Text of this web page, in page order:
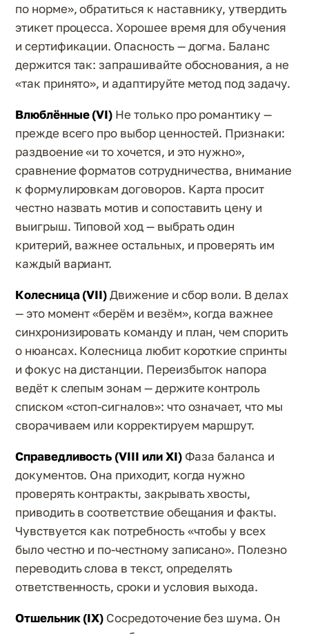
по норме», обратиться к наставнику, утвердить
этикет процесса. Хорошее время для обучения
и сертификации. Опасность — догма. Баланс
держится так: запрашивайте обоснования, а не
«так принято», и адаптируйте метод под задачу.
Влюблённые (VI) Не только про романтику —
прежде всего про выбор ценностей. Признаки:
раздвоение «и то хочется, и это нужно»,
сравнение форматов сотрудничества, внимание
к формулировкам договоров. Карта просит
честно назвать мотив и сопоставить цену и
выигрыш. Типовой ход — выбрать один
критерий, важнее остальных, и проверять им
каждый вариант.
Колесница (VII)Движение и сбор воли. В делах
— это момент «берём и везём», когда важнее
синхронизировать команду и план, чем спорить
о нюансах. Колесница любит короткие спринты
и фокус на дистанции. Переизбыток напора
ведёт к слепым зонам — держите контроль
списком «стоп-сигналов»: что означает, что мы
сворачиваем или корректируем маршрут.
Справедливость (VIII или XI)Фаза баланса и
документов. Она приходит, когда нужно
проверять контракты, закрывать хвосты,
приводить в соответствие обещания и факты.
Чувствуется как потребность «чтобы у всех
было честно и по-честному записано». Полезно
переводить слова в текст, определять
ответственность, сроки и условия выхода.
Отшельник (IX) Сосредоточение без шума. Он